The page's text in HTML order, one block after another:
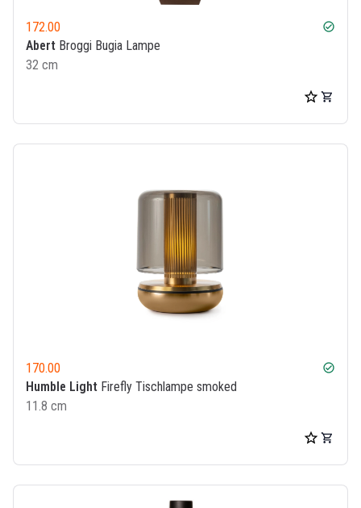
172.00 check_circle
Abert Broggi Bugia Lampe
32 cm
170.00 check_circle
Humble Light Firefly Tischlampe smoked
11.8 cm